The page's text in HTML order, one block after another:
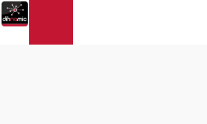
DIHNAMIC